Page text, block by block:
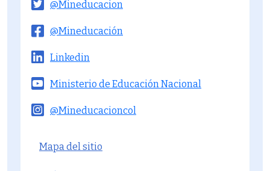
@Mineducacion
@Mineducacioncol
@Mineducación
Ministerio de Educación Nacional
Linkedin
Menú del pie
Mapa del sitio